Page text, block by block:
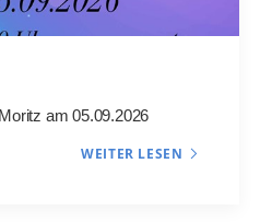
am 05.09.2026
WEITER LESEN